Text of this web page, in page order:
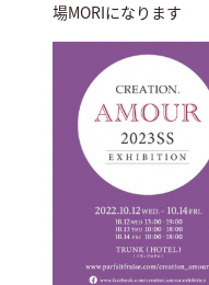
場MORIになります